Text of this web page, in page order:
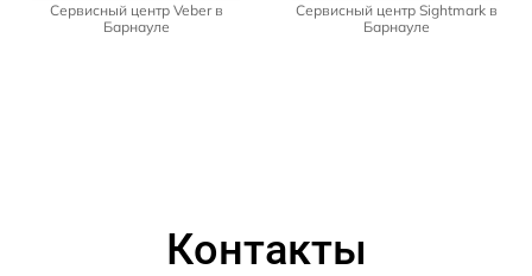
Сервисный центр Veber в
Барнауле
Сервисный центр Sightmark в
Барнауле
Контакты